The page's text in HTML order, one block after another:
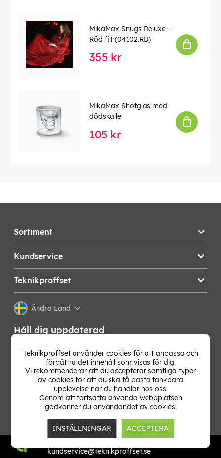
MikaMax Snugs Deluxe -
Röd filt (04102.RD)
355 kr
MikaMax Shotglas med
dödskalle
105 kr
Sortiment
Kundservice
Teknikproffset
Ändra Land
Håll dig uppdaterad
Få de senaste nyheterna, hetaste erbjudandena och
bästa tipsen från oss direkt i din mejlkorg. Signa upp på
vårt nyhetsbrev!
kundservice@teknikproffset.se
Teknikproffset använder cookies för att anpassa och
förbättra det innehåll som visas för dig.
Vi rekommenderar att du accepterar samtliga typer
av cookies för att du ska få bästa tänkbara
upplevelse när du handlar hos oss.
Genom att fortsätta använda webbplatsen
godkänner du användandet av cookies.
INSTÄLLNINGAR ACCEPTERA